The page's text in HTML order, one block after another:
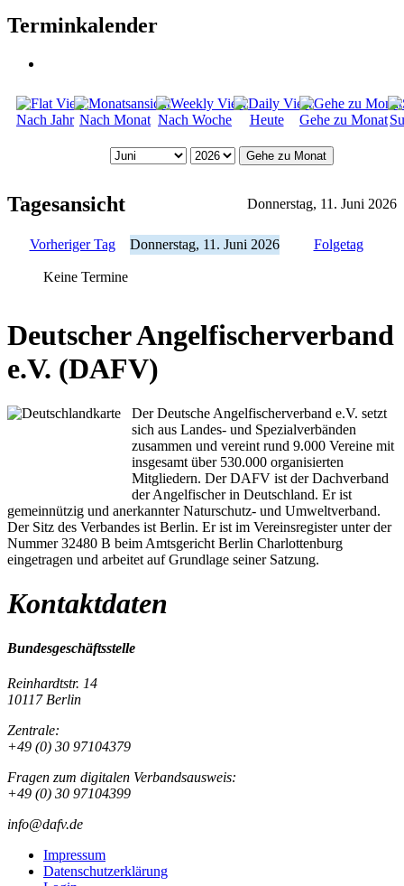
Terminkalender
Nach Jahr Nach Monat Nach Woche Heute Gehe zu Monat
Gehe zu Monat
Tagesansicht Donnerstag, 11. Juni 2026
Vorheriger Tag Donnerstag, 11. Juni 2026 Folgetag
Keine Termine
Deutscher Angelfischerverband
e.V. (DAFV)
Der Deutsche Angelfischerverband e.V. setzt
sich aus Landes- und Spezialverbänden
zusammen und vereint rund 9.000 Vereine mit
insgesamt über 530.000 organisierten
Mitgliedern. Der DAFV ist der Dachverband
der Angelfischer in Deutschland. Er ist
gemeinnützig und anerkannter Naturschutz- und Umweltverband.
Der Sitz des Verbandes ist Berlin. Er ist im Vereinsregister unter der
Nummer 32480 B beim Amtsgericht Berlin Charlottenburg
eingetragen und arbeitet auf Grundlage seiner Satzung.
Kontaktdaten
Bundesgeschäftsstelle
Reinhardtstr. 14
10117 Berlin
Zentrale:
+49 (0) 30 97104379
Fragen zum digitalen Verbandsausweis:
+49 (0) 30 97104399
info@dafv.de
Impressum
Datenschutzerklärung